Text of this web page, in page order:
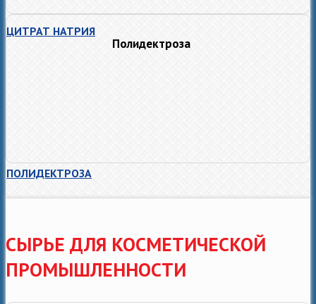
ЦИТРАТ НАТРИЯ
Полидектроза
ПОЛИДЕКТРОЗА
СЫРЬЕ ДЛЯ КОСМЕТИЧЕСКОЙ
ПРОМЫШЛЕННОСТИ